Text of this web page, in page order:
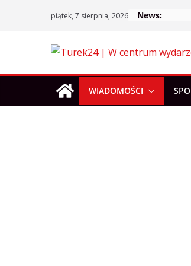
piątek, 7 sierpnia, 2026 News:
WIADOMOŚCI